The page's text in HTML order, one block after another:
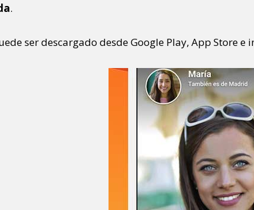
.
ser descargado desde Google Play, App Store e